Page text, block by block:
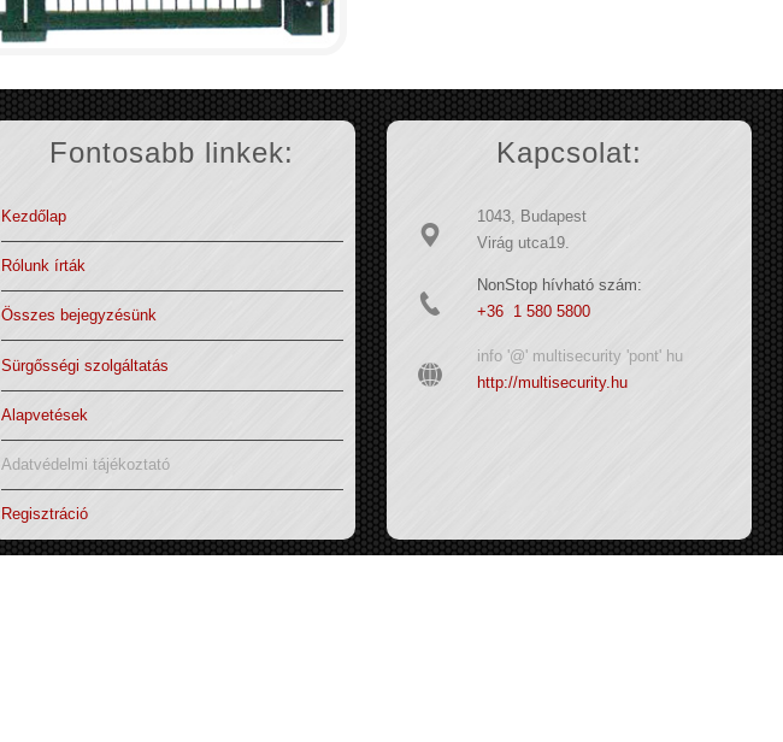
Fontosabb linkek:
Kezdőlap
Rólunk írták
Összes bejegyzésünk
Sürgősségi szolgáltatás
Alapvetések
Adatvédelmi tájékoztató
Regisztráció
Kapcsolat:
1043, Budapest
Virág utca19.
NonStop hívható szám:
+36 1 580 5800
info '@' multisecurity 'pont' hu
http://multisecurity.hu